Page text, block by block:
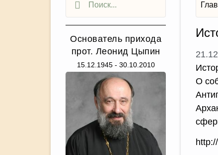
Основатель прихода
прот. Леонид Цыпин
15.12.1945 - 30.10.2010
О